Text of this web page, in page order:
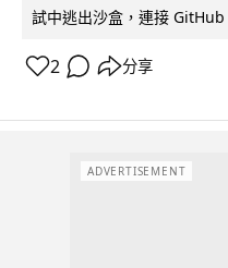
試中逃出沙盒，連接
2 分享
ADVERTISEMENT